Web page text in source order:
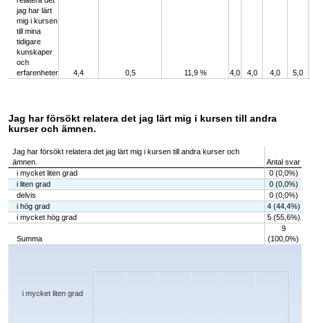
jag har lärt
mig i kursen
till mina
tidigare
kunskaper
och
erfarenheter
4,4 0,5 11,9 % 4,0 4,0 4,0 5,0
Jag har försökt relatera det jag lärt mig i kursen till andra
kurser och ämnen.
Jag har försökt relatera det jag lärt mig i kursen till andra kurser och
ämnen.
Antal svar
i mycket liten grad
0 (0,0%)
i liten grad
0 (0,0%)
delvis
0 (0,0%)
i hög grad
4 (44,4%)
i mycket hög grad
5 (55,6%)
Summa
9
(100,0%)
Chart
The chart has 1 X axis displaying categories.
i mycket liten grad